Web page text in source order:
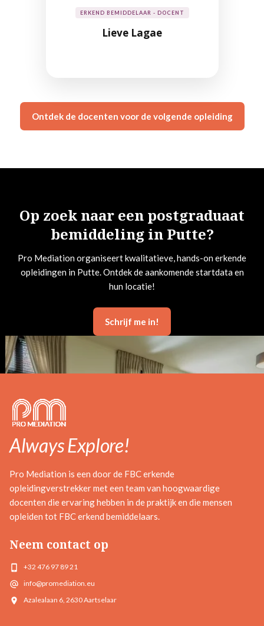
ERKEND BEMIDDELAAR - DOCENT
Lieve Lagae
Ontdek de docenten voor de volgende opleiding
Op zoek naar een postgraduaat
bemiddeling in Putte?
Pro Mediation organiseert kwalitatieve, hands-on erkende
opleidingen in Putte. Ontdek de aankomende startdata en
hun locatie!
Schrijf me in!
Always Explore!
Pro Mediation is een door de FBC erkende
opleidingverstrekker met een team van hoogwaardige
docenten die ervaring hebben in de praktijk en die mensen
opleiden tot FBC erkend bemiddelaars.
Neem contact op
+32 476 97 89 21
info@promediation.eu
Azalealaan 6, 2630 Aartselaar